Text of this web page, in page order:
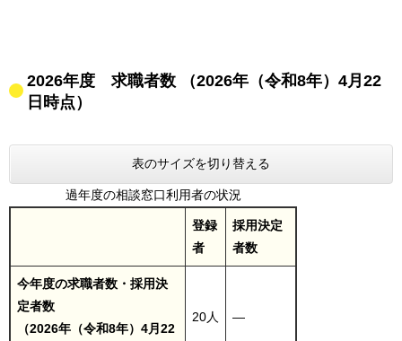
2026年度 求職者数 （2026年（令和8年）4月22
日時点）
表のサイズを切り替える
過年度の相談窓口利用者の状況
登録
者
採用決定
者数
今年度の求職者数・採用決
定者数
（2026年（令和8年）4月22
20人 ―